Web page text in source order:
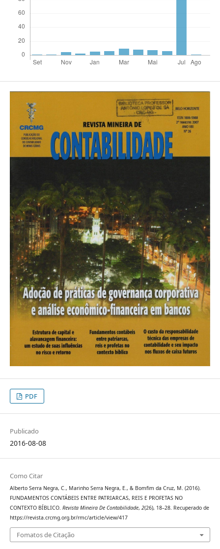
PDF
Publicado
2016-08-08
Como Citar
Alberto Serra Negra, C., Marinho Serra Negra, E., & Bomfim da Cruz, M. (2016).
FUNDAMENTOS CONTÁBEIS ENTRE PATRIARCAS, REIS E PROFETAS NO
CONTEXTO BÍBLICO. Revista Mineira De Contabilidade, 2(26), 18–28. Recuperado de
https://revista.crcmg.org.br/rmc/article/view/417
Fomatos de Citação